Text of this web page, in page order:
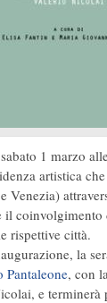
1 marzo
artistica
Venezia)
il
rispettive città.
la
Pantaleone, con
e terminerà